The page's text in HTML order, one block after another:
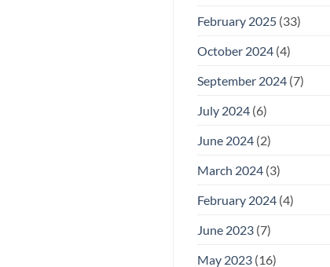
February 2025(33)
October 2024(4)
September 2024(7)
July 2024(6)
June 2024(2)
March 2024(3)
February 2024(4)
June 2023(7)
May 2023(16)